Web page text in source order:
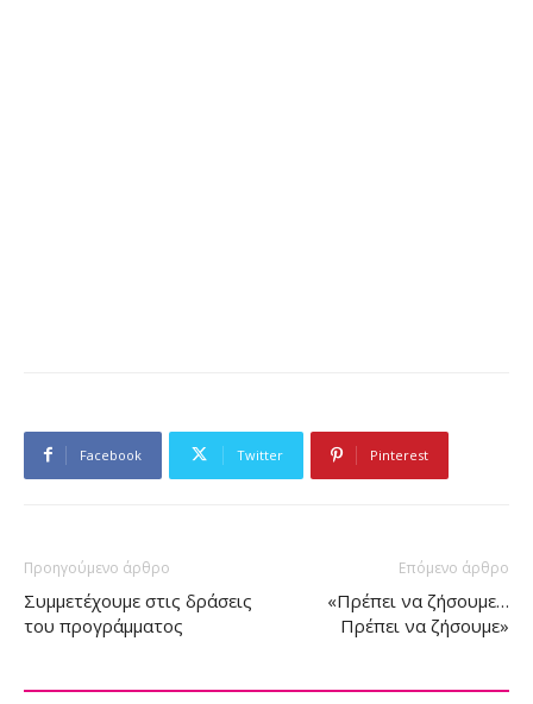
Facebook Twitter Pinterest
Προηγούμενο άρθρο
Συμμετέχουμε στις δράσεις
του προγράμματος
Επόμενο άρθρο
«Πρέπει να ζήσουμε…
Πρέπει να ζήσουμε»